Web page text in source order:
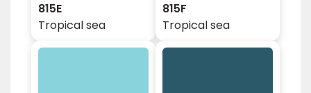
815E
Tropical sea
815F
Tropical sea